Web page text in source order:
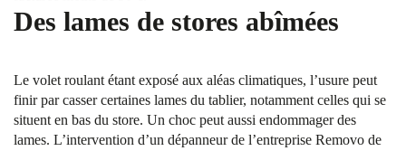
Des lames de stores abîmées
Le volet roulant étant exposé aux aléas climatiques, l’usure peut
finir par casser certaines lames du tablier, notamment celles qui se
situent en bas du store. Un choc peut aussi endommager des
lames. L’intervention d’un dépanneur de l’entreprise Removo de